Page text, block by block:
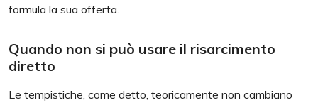
formula la sua offerta.
Quando non si può usare il risarcimento
diretto
Le tempistiche, come detto, teoricamente non cambiano